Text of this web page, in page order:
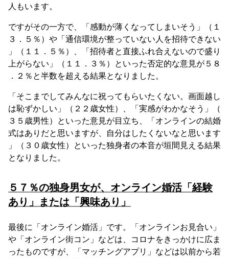
人もいます。
ですがその一方で、「感動が薄くなってしまいそう」（１
３．５％）や「通信環境が整っていない人を招待できない
」（１１．５％）、「招待者と直接ふれ合えないので盛り
上がらない」（１１．３％）といった否定的な意見が５８
．２％と半数を超える結果となりました。
「そこまでしてみんなに祝ってもらいたくない。画面越し
は恥ずかしい」（２２歳女性）、「実感がわかなそう」（
３５歳男性）といった意見が目立ち、「オンラインの結婚
式はありだと思いますが、自分はしたくないなと思います
」（３０歳女性）といった独身者の本音が垣間見える結果
となりました。
５７％の独身男女が、オンライン婚活「経験
あり」または「興味あり」
最後に「オンライン婚活」です。「オンラインお見合い」
や「オンライン街コン」などは、コロナをきっかけに広ま
ったものですが、「マッチングアプリ」などは以前から若